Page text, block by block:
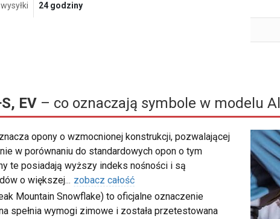
24 godziny
EV – co oznaczają symbole w modelu
opony o wzmocnionej konstrukcji, pozwalającej
w porównaniu do standardowych opon o tym
te posiadają wyższy indeks nośności i są
o większej... zobacz całość
Mountain Snowflake) to oficjalne oznaczenie
spełnia wymogi zimowe i została przetestowana